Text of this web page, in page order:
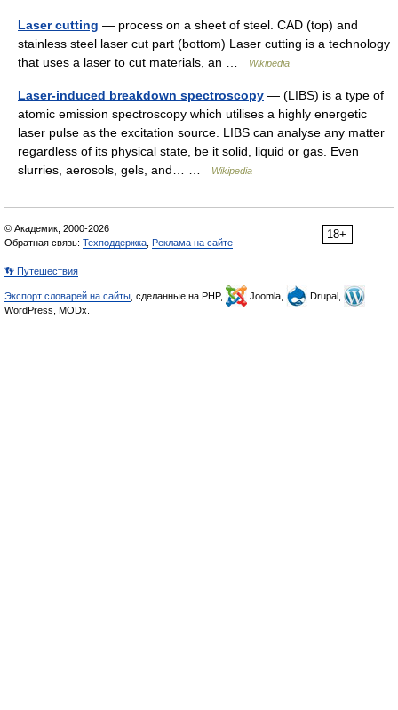
Laser cutting — process on a sheet of steel. CAD (top) and
stainless steel laser cut part (bottom) Laser cutting is a technology
that uses a laser to cut materials, an …
Wikipedia
Laser-induced breakdown spectroscopy — (LIBS) is a type of
atomic emission spectroscopy which utilises a highly energetic
laser pulse as the excitation source. LIBS can analyse any matter
regardless of its physical state, be it solid, liquid or gas. Even
slurries, aerosols, gels, and… …
Wikipedia
18+
© Академик, 2000-2026
Обратная связь: Техподдержка Реклама на сайте
👣 Путешествия
Экспорт словарей на сайты , сделанные на PHP, Joomla,
Drupal,
WordPress, MODx.